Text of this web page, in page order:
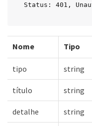
Status: 401,
Nome Tipo
tipo string
título string
detalhe string